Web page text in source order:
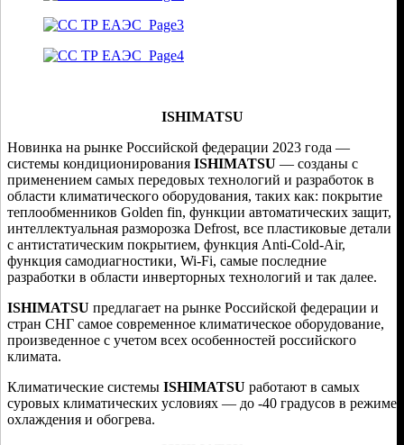
ISHIMATSU
Новинка на рынке Российской федерации 2023 года —
системы кондиционирования ISHIMATSU — созданы с
применением самых передовых технологий и разработок в
области климатического оборудования, таких как: покрытие
теплообменников Golden fin, функции автоматических защит,
интеллектуальная разморозка Defrost, все пластиковые детали
с антистатическим покрытием, функция Anti-Cold-Air,
функция самодиагностики, Wi-Fi, самые последние
разработки в области инверторных технологий и так далее.
ISHIMATSU предлагает на рынке Российской федерации и
стран СНГ самое современное климатическое оборудование,
произведенное с учетом всех особенностей российского
климата.
Климатические системы ISHIMATSU работают в самых
суровых климатических условиях — до -40 градусов в режиме
охлаждения и обогрева.